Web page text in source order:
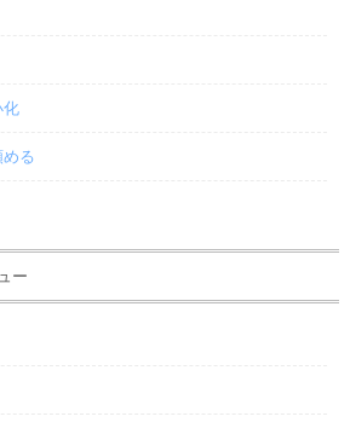
化
る
ー